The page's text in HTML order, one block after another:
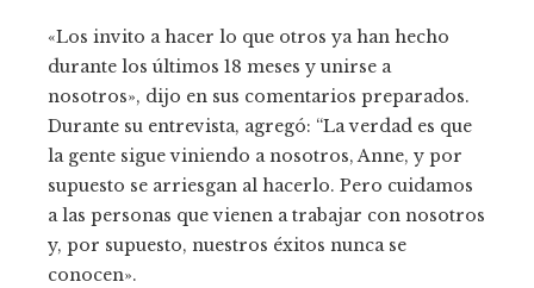
«Los invito a hacer lo que otros ya han hecho
durante los últimos 18 meses y unirse a
nosotros», dijo en sus comentarios preparados.
Durante su entrevista, agregó: “La verdad es que
la gente sigue viniendo a nosotros, Anne, y por
supuesto se arriesgan al hacerlo. Pero cuidamos
a las personas que vienen a trabajar con nosotros
y, por supuesto, nuestros éxitos nunca se
conocen».